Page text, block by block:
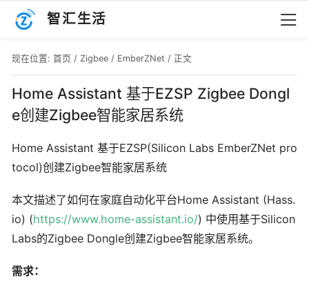
智汇生活
现在位置: 首页 / Zigbee / EmberZNet / 正文
Home Assistant 基于EZSP Zigbee Dongl
e创建Zigbee智能家居系统
Home Assistant 基于EZSP(Silicon Labs EmberZNet pro
tocol)创建Zigbee智能家居系统
本文描述了如何在家庭自动化平台Home Assistant (Hass.
io) (https://www.home-assistant.io/) 中使用基于Silicon
Labs的Zigbee Dongle创建Zigbee智能家居系统。
需求：